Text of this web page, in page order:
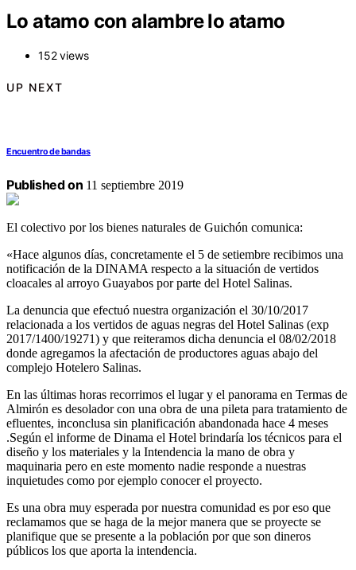
Lo atamo con alambre lo atamo
152 views
UP NEXT
Encuentro de bandas
Published on 11 septiembre 2019
El colectivo por los bienes naturales de Guichón comunica:
«Hace algunos días, concretamente el 5 de setiembre recibimos una
notificación de la DINAMA respecto a la situación de vertidos
cloacales al arroyo Guayabos por parte del Hotel Salinas.
La denuncia que efectuó nuestra organización el 30/10/2017
relacionada a los vertidos de aguas negras del Hotel Salinas (exp
2017/1400/19271) y que reiteramos dicha denuncia el 08/02/2018
donde agregamos la afectación de productores aguas abajo del
complejo Hotelero Salinas.
En las últimas horas recorrimos el lugar y el panorama en Termas de
Almirón es desolador con una obra de una pileta para tratamiento de
efluentes, inconclusa sin planificación abandonada hace 4 meses
.Según el informe de Dinama el Hotel brindaría los técnicos para el
diseño y los materiales y la Intendencia la mano de obra y
maquinaria pero en este momento nadie responde a nuestras
inquietudes como por ejemplo conocer el proyecto.
Es una obra muy esperada por nuestra comunidad es por eso que
reclamamos que se haga de la mejor manera que se proyecte se
planifique que se presente a la población por que son dineros
públicos los que aporta la intendencia.